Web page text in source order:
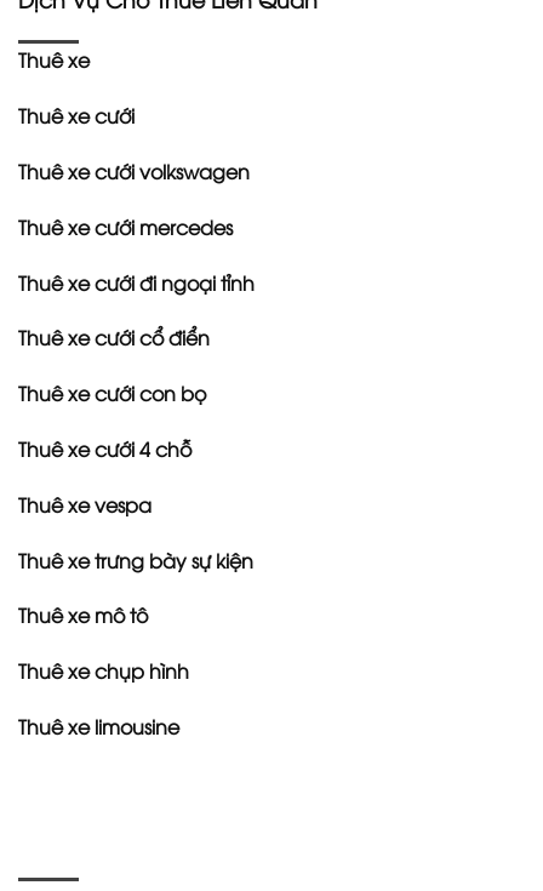
Thuê xe
Thuê xe cưới
Thuê xe cưới volkswagen
Thuê xe cưới mercedes
Thuê xe cưới đi ngoại tỉnh
Thuê xe cưới cổ điển
Thuê xe cưới con bọ
Thuê xe cưới 4 chỗ
Thuê xe vespa
Thuê xe trưng bày sự kiện
Thuê xe mô tô
Thuê xe chụp hình
Thuê xe limousine